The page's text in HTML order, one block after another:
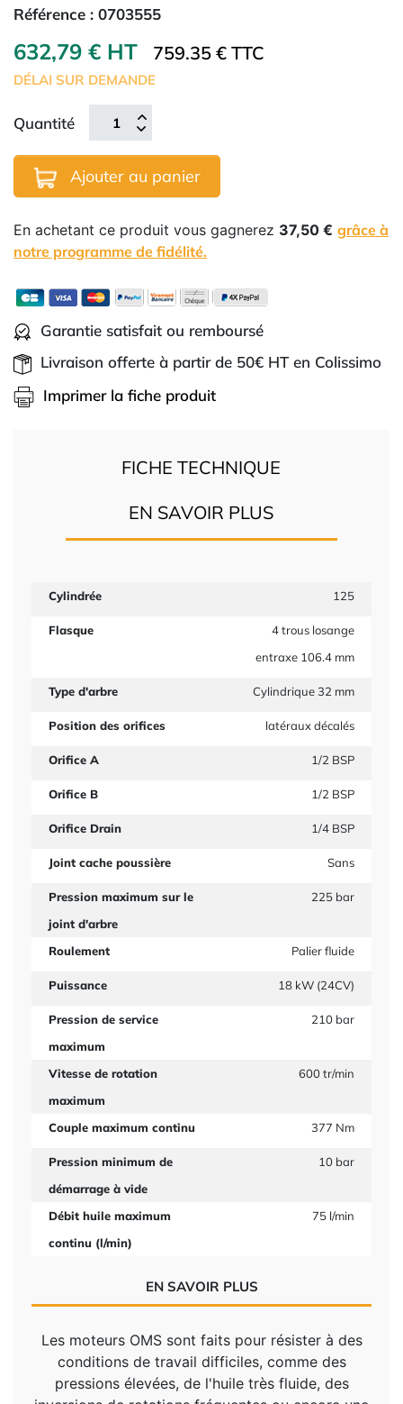
Référence : 0703555
632,79 € HT 759.35 € TTC
DÉLAI SUR DEMANDE
Quantité
Ajouter au panier
En achetant ce produit vous gagnerez 37,50 € grâce à
notre programme de fidélité.
Garantie satisfait ou remboursé
Livraison offerte à partir de 50€ HT en Colissimo
Imprimer la fiche produit
FICHE TECHNIQUE
EN SAVOIR PLUS
Cylindrée 125
Flasque
4 trous losange
entraxe 106.4 mm
Type d'arbre Cylindrique 32 mm
Position des orifices latéraux décalés
Orifice A 1/2 BSP
Orifice B 1/2 BSP
Orifice Drain 1/4 BSP
Joint cache poussière Sans
Pression maximum sur le
joint d'arbre
225 bar
Roulement Palier fluide
Puissance 18 kW (24CV)
Pression de service
maximum
210 bar
Vitesse de rotation
maximum
600 tr/min
Couple maximum continu 377 Nm
Pression minimum de
démarrage à vide
10 bar
Débit huile maximum
continu (l/min)
75 l/min
EN SAVOIR PLUS
Les moteurs OMS sont faits pour résister à des
conditions de travail difficiles, comme des
pressions élevées, de l'huile très fluide, des